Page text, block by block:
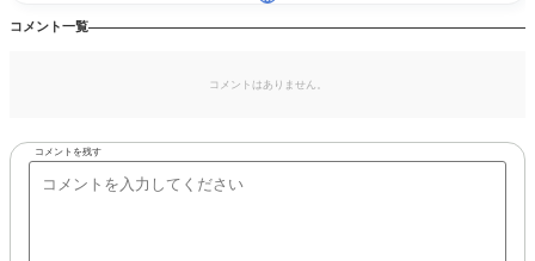
コメント一覧
コメントはありません。
コメントを残す